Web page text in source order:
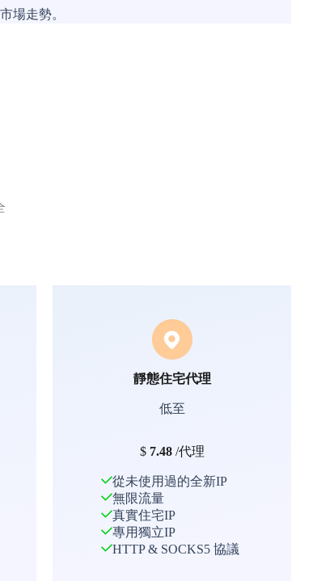
場走勢。
靜態住宅代理
低至
$ 7.48/代理
從未使用過的全新IP
無限流量
真實住宅IP
專用獨立IP
HTTP & SOCKS5 協議